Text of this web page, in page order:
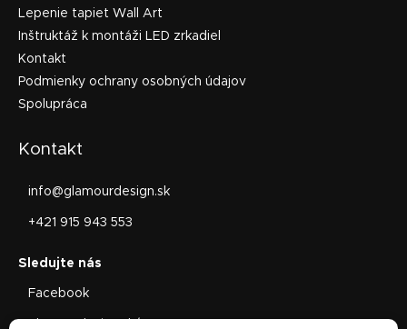
Lepenie tapiet Wall Art
Inštruktáž k montáži LED zrkadiel
Kontakt
Podmienky ochrany osobných údajov
Spolupráca
Kontakt
info@glamourdesign.sk
+421 915 943 553
Facebook